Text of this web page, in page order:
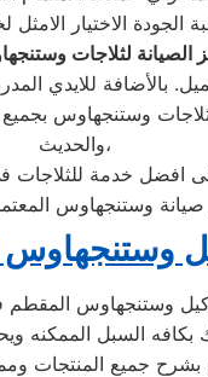
الاختيار الامثل
الصيانة لثلاجات
بالأضافة للايدي
وستنجهاوس بجميع
والحديث،
افضل خدمة
وستنجهاوس
السبل الممكنه
جميع المنتجات